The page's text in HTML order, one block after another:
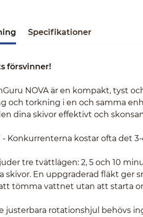
Specifikationer
försvinner!
NOVA är en kompakt, tyst
och torkning i en och samma
dina skivor effektivt och
- Konkurrenterna kostar ofta det
tre tvättlägen: 2, 5 och 10
skivor. En uppgraderad fläkt ger
tömma vattnet utan att starta
justerbara rotationshjul behövs